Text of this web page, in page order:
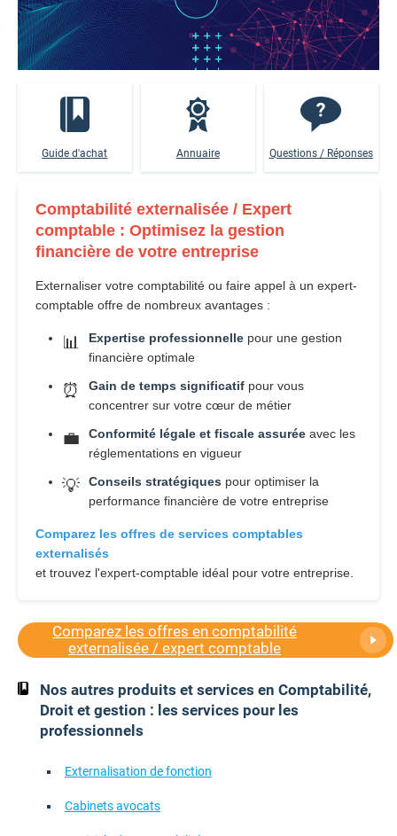
Guide d'achat Annuaire Questions / Réponses
Comptabilité externalisée / Expert
comptable : Optimisez la gestion
financière de votre entreprise
Externaliser votre comptabilité ou faire appel à un expert-
comptable offre de nombreux avantages :
📊 Expertise professionnelle pour une gestion
financière optimale
⏰ Gain de temps significatif pour vous
concentrer sur votre cœur de métier
💼 Conformité légale et fiscale assurée avec les
réglementations en vigueur
💡 Conseils stratégiques pour optimiser la
performance financière de votre entreprise
Comparez les offres de services comptables
externalisés
et trouvez l'expert-comptable idéal pour votre entreprise.
Comparez les offres en comptabilité
externalisée / expert comptable
Nos autres produits et services en Comptabilité,
Droit et gestion : les services pour les
professionnels
Externalisation de fonction
Cabinets avocats